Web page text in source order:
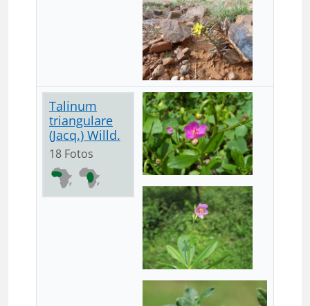
Talinum
triangulare
(Jacq.) Willd.
18 Fotos